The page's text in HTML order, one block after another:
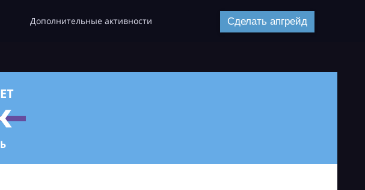
Дополнительные активности Сделать апгрейд